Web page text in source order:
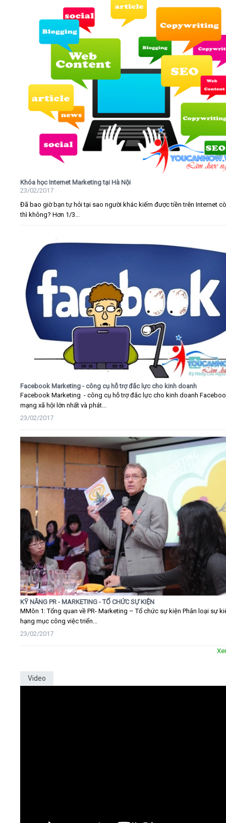
Khóa học Internet Marketing tại Hà Nội
23/02/2017
Đã bao giờ bạn tự hỏi tại sao người khác kiếm được tiền trên Internet
thì không? Hơn 1/3...
Facebook Marketing - công cụ hỗ trợ đắc lực cho kinh doanh
Facebook Marketing - công cụ hỗ trợ đắc lực cho kinh doanh
mạng xã hội lớn nhất và phát...
23/02/2017
KỸ NĂNG PR - MARKETING - TỔ CHỨC SỰ KIỆN
MMôn 1: Tổng quan về PR- Marketing – Tổ chức sự kiện Phân loại sự
hạng mục công việc triển...
23/02/2017
Video